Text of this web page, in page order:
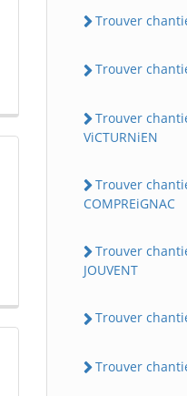
Trouver
Trouver
Trouver
ViCTURNiEN
Trouver
COMPREiGNAC
Trouver
JOUVENT
Trouver
Trouver